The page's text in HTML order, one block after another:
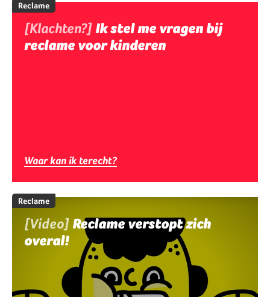
Reclame
[Klachten?] Ik stel me vragen bij
reclame voor kinderen
Waar kan ik terecht?
Reclame
[Video] Reclame verstopt zich
overal!